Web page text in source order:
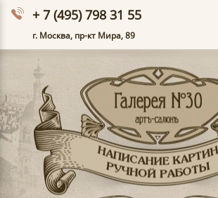
+ 7 (495) 798 31 55
г. Москва, пр-кт Мира, 89